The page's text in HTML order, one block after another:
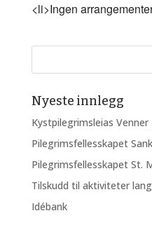
<li>Ingen
Nyeste innlegg
Kystpilegrimsleias Venner
Pilegrimsfellesskapet
Pilegrimsfellesskapet St.
Tilskudd til aktiviteter
Idébank